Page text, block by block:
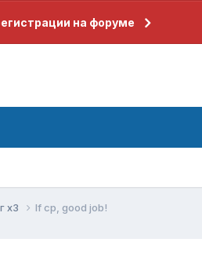
на форуме
x3 lf cp, good job!